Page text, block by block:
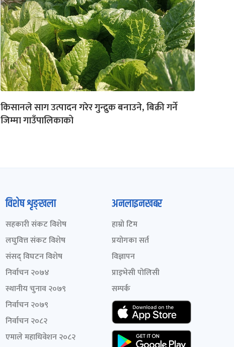
किसानले साग उत्पादन गरेर गुन्द्रुक बनाउने, बिक्री गर्ने
जिम्मा गाउँपालिकाको
विशेष शृङ्खला
सहकारी संकट विशेष
लघुवित्त संकट विशेष
संसद् विघटन विशेष
निर्वाचन २०७४
स्थानीय चुनाव २०७९
निर्वाचन २०७९
निर्वाचन २०८२
एमाले महाधिवेशन २०८२
अनलाइनखबर
हाम्रो टिम
प्रयोगका सर्त
विज्ञापन
प्राइभेसी पोलिसी
सम्पर्क